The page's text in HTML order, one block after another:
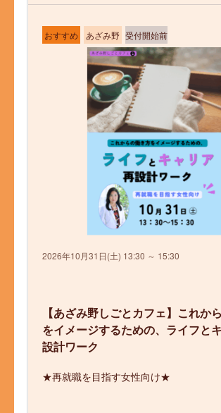
おすすめ あざみ野 受付開始前
2026年10月31日(土) 13:30 ～ 15:30
【あざみ野しごとカフェ】これか
をイメージするための、ライフと
設計ワーク
★再就職を目指す女性向け★